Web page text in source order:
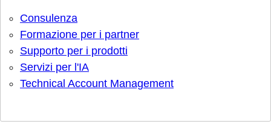
Consulenza
Formazione per i partner
Supporto per i prodotti
Servizi per l'IA
Technical Account Management